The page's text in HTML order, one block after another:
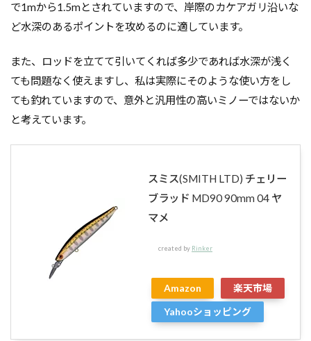
で1mから1.5mとされていますので、岸際のカケアガリ沿いな
ど水深のあるポイントを攻めるのに適しています。
また、ロッドを立てて引いてくれば多少であれば水深が浅く
ても問題なく使えますし、私は実際にそのような使い方をし
ても釣れていますので、意外と汎用性の高いミノーではないか
と考えています。
スミス(SMITH LTD) チェリー
ブラッド MD90 90mm 04 ヤ
マメ
created by Rinker
Amazon
楽天市場
Yahooショッピング